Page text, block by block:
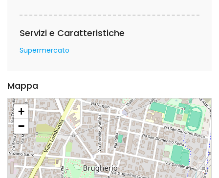
Servizi e Caratteristiche
Supermercato
Mappa
+
−